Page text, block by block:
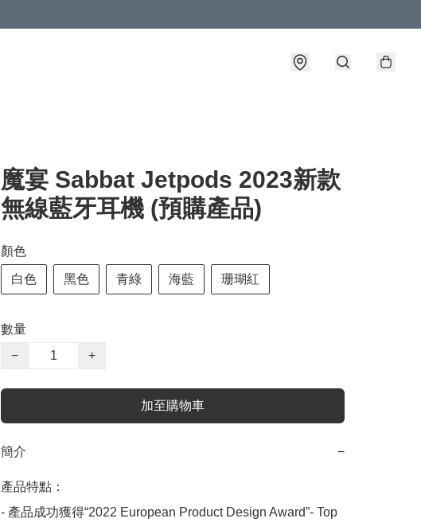
魔宴 Sabbat Jetpods 2023新款
無線藍牙耳機 (預購產品)
顏色
白色 黑色 青綠 海藍 珊瑚紅
數量
−
+
加至購物車
簡介 −
產品特點：
- 產品成功獲得“2022 European Product Design Award”- Top